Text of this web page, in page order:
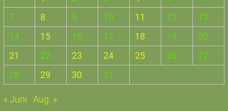
7
8 9 10 11 12
13
14
15 16 17 18 19
20
21
22 23 24 25 26
27
28
29 30 31
« Juni Aug. »